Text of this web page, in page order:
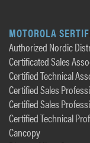
MOTOROLA
Authorized Nordic
Certificated Sales
Certified Technical
Certified Sales
Certified Sales
Certified Technical
Cancopy